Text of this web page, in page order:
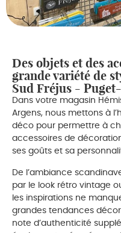
Des objets et des
grande variété de
Sud Fréjus -
Dans votre magasin
Argens, nous mettons à
déco pour permettre à
accessoires de
ses goûts et sa
De l’ambiance
par le look rétro vintage
les inspirations ne
grandes tendances
note d’authenticité